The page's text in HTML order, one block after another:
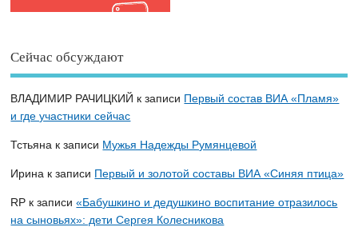
Сейчас обсуждают
ВЛАДИМИР РАЧИЦКИЙ к записи Первый состав ВИА «Пламя»
и где участники сейчас
Тстьяна к записи Мужья Надежды Румянцевой
Ирина к записи Первый и золотой составы ВИА «Синяя птица»
RP к записи«Бабушкино и дедушкино воспитание отразилось
на сыновьях»: дети Сергея Колесникова